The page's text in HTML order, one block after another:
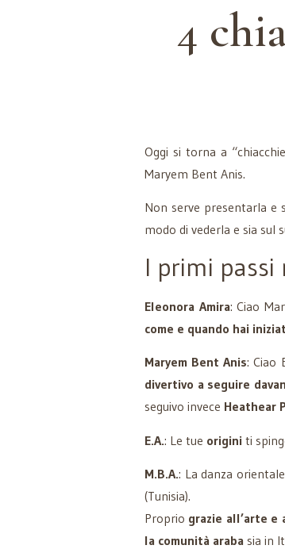
4
Oggi si torna a
Maryem Bent Anis.
Non serve presentarla e
modo di vederla e sia sul
I primi passi
Eleonora Amira: Ciao
come e quando hai
Maryem Bent Anis: Ciao
divertivo a seguire
seguivo invece Heathear
E.A.: Le tue origini ti
M.B.A.: La danza
(Tunisia).
Proprio grazie all’arte e
la comunità araba sia in